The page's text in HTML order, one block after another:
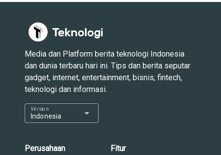
Media dan Platform berita teknologi Indonesia
dan dunia terbaru hari ini. Tips dan berita seputar
gadget, internet, entertainment, bisnis, fintech,
teknologi dan informasi.
Indonesia
Version arrow_drop_down
Perusahaan Fitur